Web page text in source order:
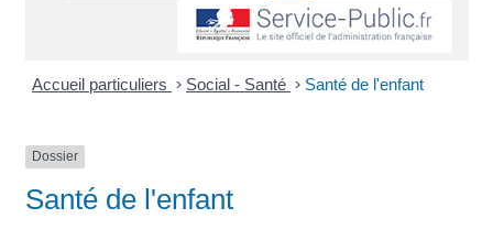
Accueil particuliers > Social - Santé > Santé de l'enfant
Dossier
Santé de l'enfant